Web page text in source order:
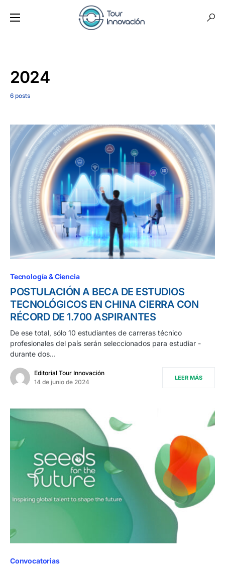
2024
6 posts
Tecnología & Ciencia
POSTULACIÓN A BECA DE ESTUDIOS
TECNOLÓGICOS EN CHINA CIERRA CON
RÉCORD DE 1.700 ASPIRANTES
De ese total, sólo 10 estudiantes de carreras técnico
profesionales del país serán seleccionados para estudiar -
durante dos…
Editorial Tour Innovación
14 de junio de 2024
LEER MÁS
Convocatorias